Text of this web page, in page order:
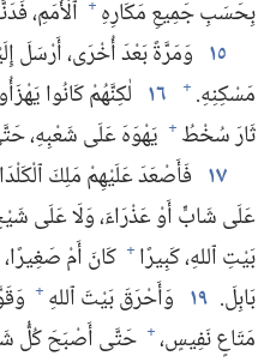
بِحَسَبِ جَمِيعِ مَكَارِهِ + ٱلْأُمَمِ،‏
١٥ وَمَرَّةً بَعْدَ أُخْرَى،‏ أَرْسَلَ
مَسْكِنِهِ.‏ + ١٦ لٰكِنَّهُمْ كَانُوا
ثَارَ سُخْطُ + يَهْوَهَ عَلَى شَعْبِهِ،‏
١٧ فَأَصْعَدَ عَلَيْهِمْ مَلِكَ
عَلَى شَابٍّ أَوْ عَذْرَاءَ،‏ وَلَا عَلَى
بَيْتِ ٱللهِ،‏ كَبِيرًا + كَانَ أَمْ
بَابِلَ.‏ ١٩ وَأَحْرَقَ بَيْتَ ٱللهِ +
مَتَاعٍ نَفِيسٍ،‏+ حَتَّى أَصْبَحَ كُلُّ